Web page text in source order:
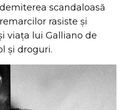
scandaloasă
rasiste și
viața lui Galliano de
și droguri.